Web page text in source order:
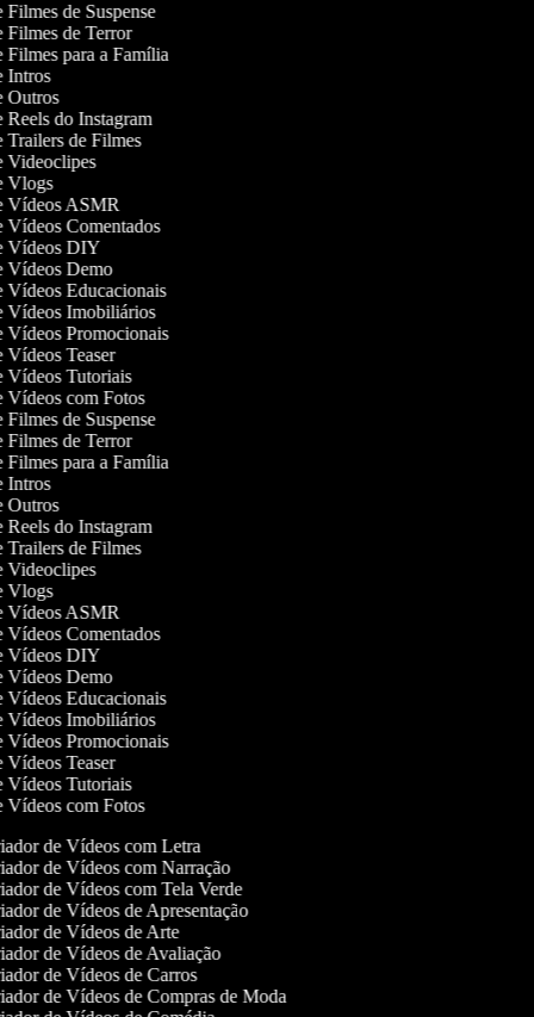
Filmes de Suspense
Filmes de Terror
Filmes para a Família
Intros
Outros
Reels do Instagram
Trailers de Filmes
Videoclipes
Vlogs
Vídeos ASMR
Vídeos Comentados
Vídeos DIY
Vídeos Demo
Vídeos Educacionais
Vídeos Imobiliários
Vídeos Promocionais
Vídeos Teaser
Vídeos Tutoriais
Vídeos com Fotos
Filmes de Suspense
Filmes de Terror
Filmes para a Família
Intros
Outros
Reels do Instagram
Trailers de Filmes
Videoclipes
Vlogs
Vídeos ASMR
Vídeos Comentados
Vídeos DIY
Vídeos Demo
Vídeos Educacionais
Vídeos Imobiliários
Vídeos Promocionais
Vídeos Teaser
Vídeos Tutoriais
Vídeos com Fotos
de Vídeos com Letra
de Vídeos com Narração
de Vídeos com Tela Verde
de Vídeos de Apresentação
de Vídeos de Arte
de Vídeos de Avaliação
de Vídeos de Carros
de Vídeos de Compras de Moda